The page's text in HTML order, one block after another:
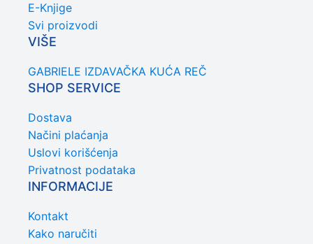
E-Knjige
Svi proizvodi
VIŠE
GABRIELE IZDAVAČKA KUĆA REČ
SHOP SERVICE
Dostava
Načini plaćanja
Uslovi korišćenja
Privatnost podataka
INFORMACIJE
Kontakt
Kako naručiti